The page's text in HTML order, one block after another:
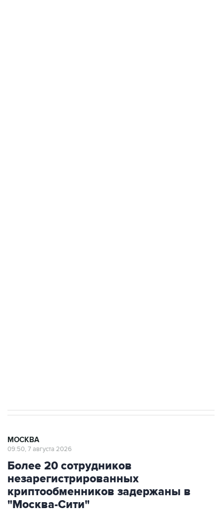
МОСКВА
09:50, 7 августа 2026
Более 20 сотрудников
незарегистрированных
криптообменников задержаны в
"Москва-Сити"